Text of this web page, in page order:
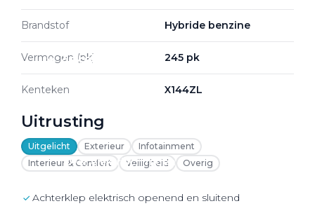
Zakelijk
Over elektrisch rijden
Brandstof Hybride benzine
Vermogen (pk) 245 pk
Kenteken X144ZL
Uitrusting
Uitgelicht Exterieur
Infotainment
Interieur & Comfort
Veiligheid Overig
Achterklep elektrisch openend en sluitend